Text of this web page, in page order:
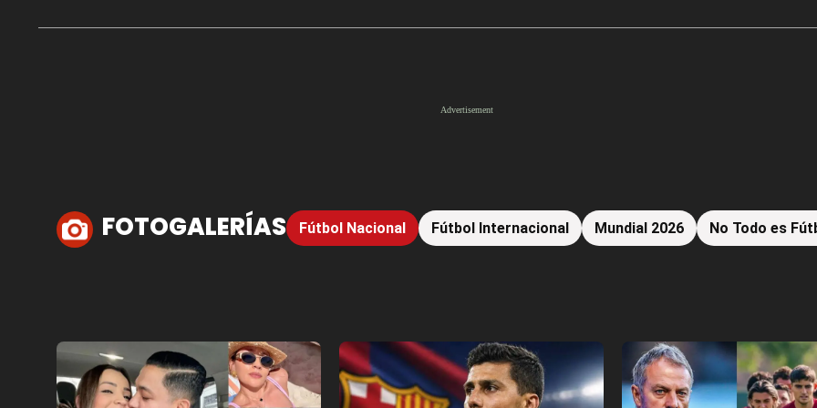
FOTOGALERÍAS Fútbol Nacional Fútbol Internacional Mundial 2026 No Todo es